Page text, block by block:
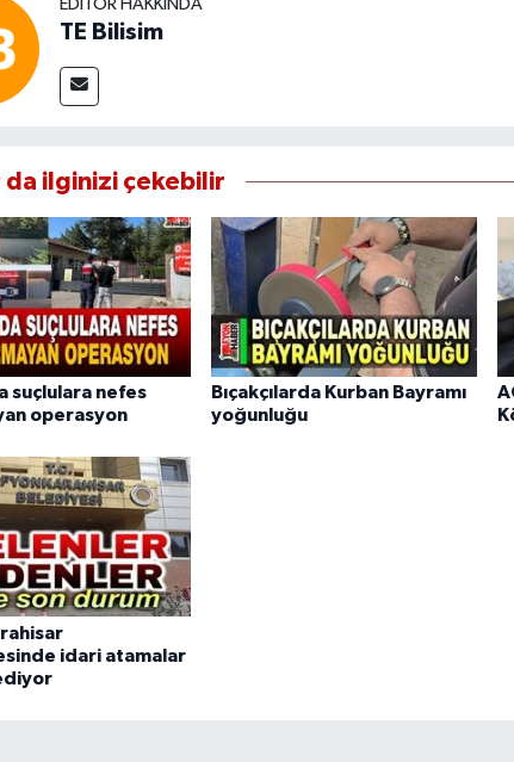
EDITÖR HAKKINDA
TE Bilisim
da ilginizi çekebilir
suçlulara nefes
operasyon
Bıçakçılarda Kurban Bayramı
yoğunluğu
idari atamalar